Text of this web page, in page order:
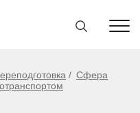
Сфера